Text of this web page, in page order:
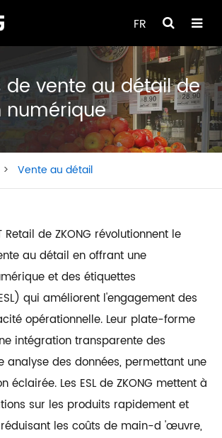
FR
de vente au détail de
Vente au détail
Retail de ZKONG révolutionnent le
au détail en offrant une
et des étiquettes
qui améliorent l'engagement des
opérationnelle. Leur plate-forme
intégration transparente des
analyse des données, permettant une
éclairée. Les ESL de ZKONG mettent à
sur les produits rapidement et
les coûts de main-d 'œuvre,